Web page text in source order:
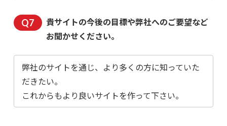
貴サイトの今後の目標や弊社へのご要望など
お聞かせください。
弊社のサイトを通じ、より多くの方に知っていた
だきたい。
これからもより良いサイトを作って下さい。